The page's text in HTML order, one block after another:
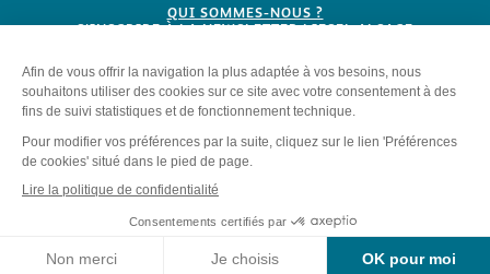
QUI SOMMES-NOUS ?
S'INSCRIRE À LA NEWSLETTER LIESEL ALSACE
Plan du site - Mentions légales - Politique de confidentialité -
Éditer mes cookies - Made with
Ce site est protégé par reCAPTCHA. Les règles de confidentialité
de Google s'appliquent.